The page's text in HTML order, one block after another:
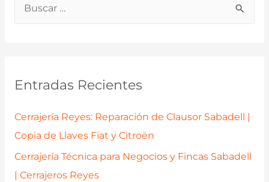
p
o
:
Entradas Recientes
Cerrajería Reyes: Reparación de Clausor Sabadell |
Copia de Llaves Fiat y Citroën
Cerrajería Técnica para Negocios y Fincas Sabadell
| Cerrajeros Reyes